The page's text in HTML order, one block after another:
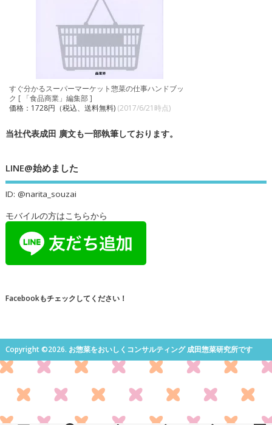
すぐ分かるスーパーマーケット惣菜の仕事ハンドブッ
ク [ 「食品商業」編集部 ]
価格：1728円（税込、送料無料) (2017/6/21時点)
当社代表成田 廣文も一部執筆しております。
LINE@始めました
ID: @narita_souzai
モバイルの方はこちらから
Facebookもチェックしてください！
Copyright ©2026. お惣菜をおいしくコンサルティング 成田惣菜研究所です